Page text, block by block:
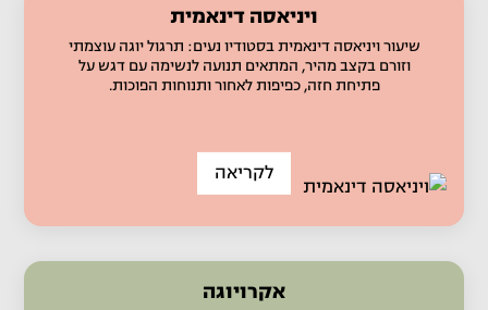
ויניאסה דינאמית
שיעור ויניאסה דינאמית בסטודיו נעים: תרגול יוגה עוצמתי
וזורם בקצב מהיר, המתאים תנועה לנשימה עם דגש על
פתיחת חזה, כפיפות לאחור ותנוחות הפוכות.
לקריאה
אקרויוגה